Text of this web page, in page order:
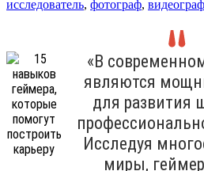
исследователь, фотограф, видеограф
«В
являются
для развития
Исследуя
миры,